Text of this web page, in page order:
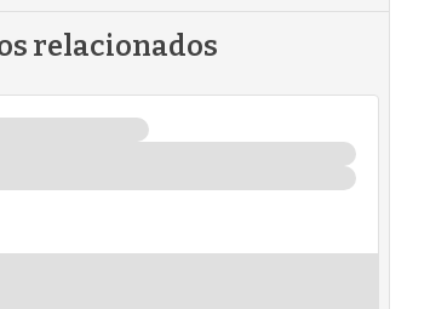
relacionados